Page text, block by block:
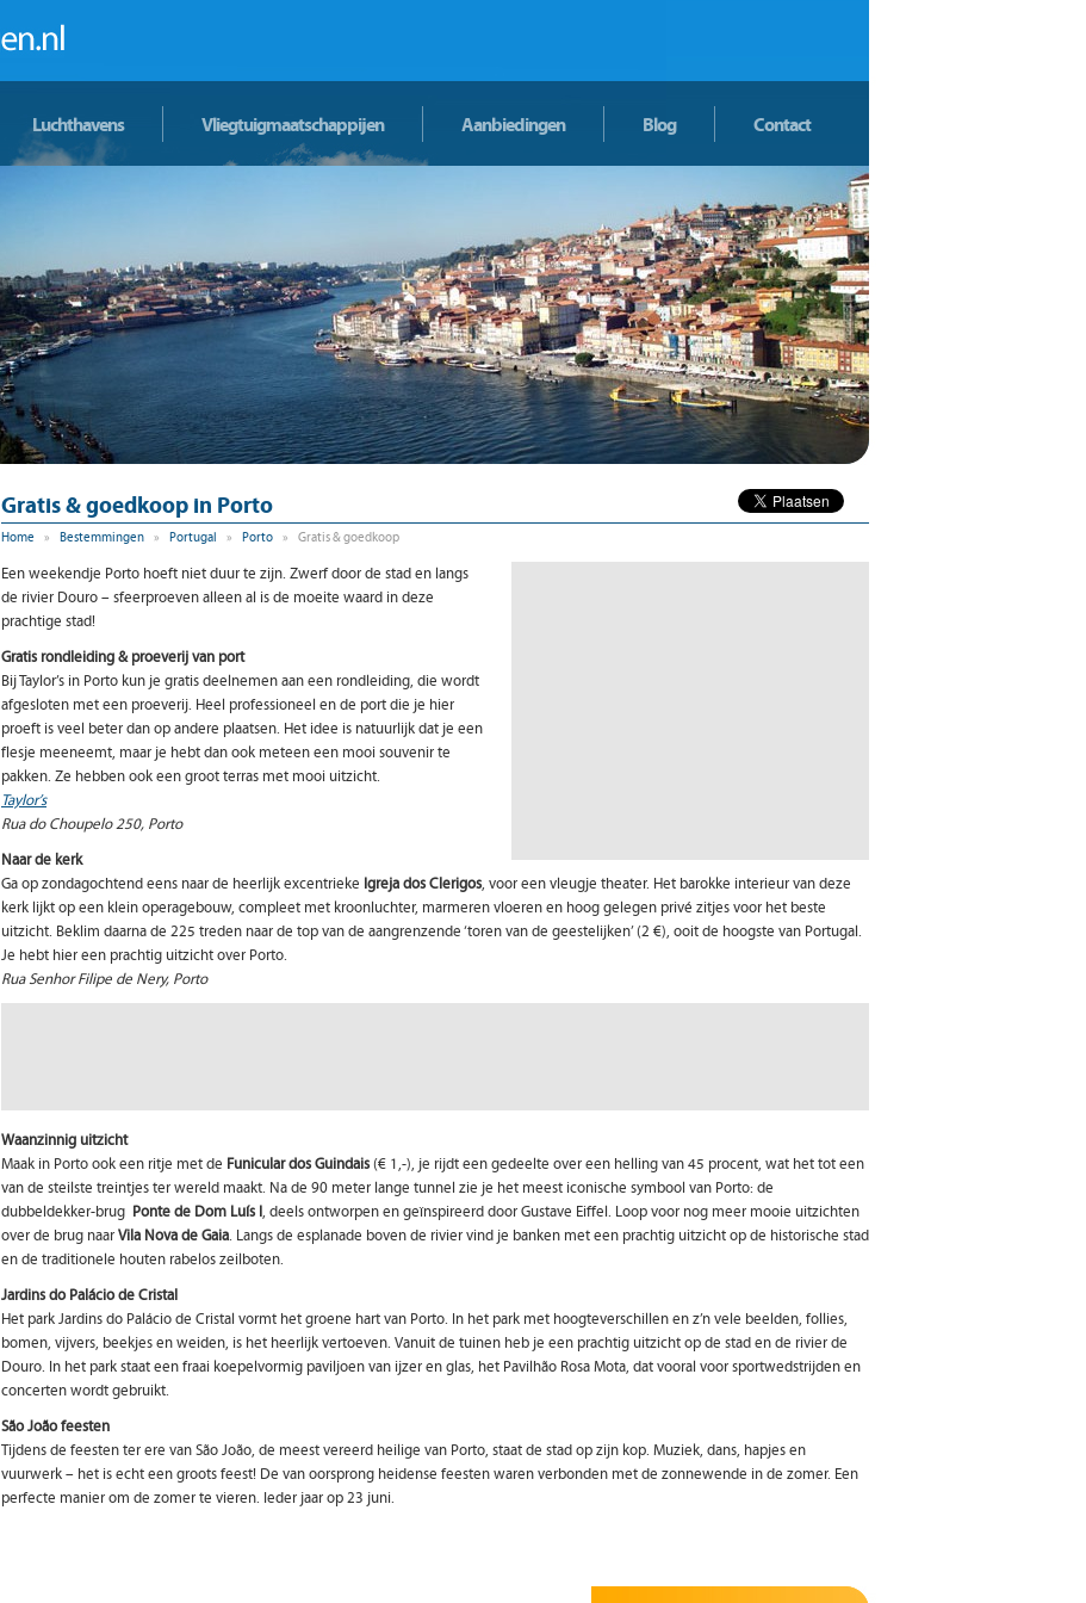
Luchthavens Vliegtuigmaatschappijen Aanbiedingen Blog Contact
Gratis & goedkoop in Porto
Home » Bestemmingen » Portugal » Porto » Gratis & goedkoop
Een weekendje Porto hoeft niet duur te zijn. Zwerf door de stad en langs
de rivier Douro – sfeerproeven alleen al is de moeite waard in deze
prachtige stad!
Gratis rondleiding & proeverijvan port
Bij Taylor’s in Porto kun je gratis deelnemen aan een rondleiding, die wordt
afgesloten met een proeverij. Heel professioneel en de port die je hier
proeft is veel beter dan op andere plaatsen. Het idee is natuurlijk dat je een
flesje meeneemt, maar je hebt dan ook meteen een mooi souvenir te
pakken. Ze hebben ook een groot terras met mooi uitzicht.
Taylor’s
Rua do Choupelo 250, Porto
Naar de kerk
Ga op zondagochtend eens naar de heerlijk excentrieke Igreja dos Clerigos, voor een vleugje theater. Het barokke interieur van deze
kerk lijkt op een klein operagebouw, compleet met kroonluchter, marmeren vloeren en hoog gelegen privé zitjes voor het beste
uitzicht. Beklim daarna de 225 treden naar de top van de aangrenzende ‘toren van de geestelijken’ (2 €), ooit de hoogste van Portugal.
Je hebt hier een prachtig uitzicht over Porto.
Rua Senhor Filipe de Nery, Porto
Waanzinnig uitzicht
Maak in Porto ook een ritje met de Funicular dos Guindais(€ 1,-), je rijdt een gedeelte over een helling van 45 procent, wat het tot een
van de steilste treintjes ter wereld maakt. Na de 90 meter lange tunnel zie je het meest iconische symbool van Porto: de
dubbeldekker-brug Ponte de Dom Luís I, deels ontworpen en geïnspireerd door Gustave Eiffel. Loop voor nog meer mooie uitzichten
over de brug naarVila Nova de Gaia. Langs de esplanade boven de rivier vind je banken met een prachtig uitzicht op de historische stad
en de traditionele houten rabelos zeilboten.
Jardins do Palácio de Cristal
Het park Jardins do Palácio de Cristal vormt het groene hart van Porto. In het park met hoogteverschillen en z’n vele beelden, follies,
bomen, vijvers, beekjes en weiden, is het heerlijk vertoeven. Vanuit de tuinen heb je een prachtig uitzicht op de stad en de rivier de
Douro. In het park staat een fraai koepelvormig paviljoen van ijzer en glas, het Pavilhão Rosa Mota, dat vooral voor sportwedstrijden en
concerten wordt gebruikt.
São João feesten
Tijdens de feesten ter ere van São João, de meest vereerd heilige van Porto, staat de stad op zijn kop. Muziek, dans, hapjes en
vuurwerk – het is echt een groots feest! De van oorsprong heidense feesten waren verbonden met de zonnewende in de zomer. Een
perfecte manier om de zomer te vieren. Ieder jaar op 23 juni.